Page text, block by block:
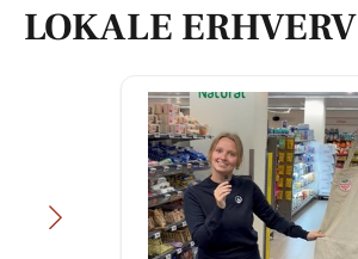
LOKALE ERHVERV